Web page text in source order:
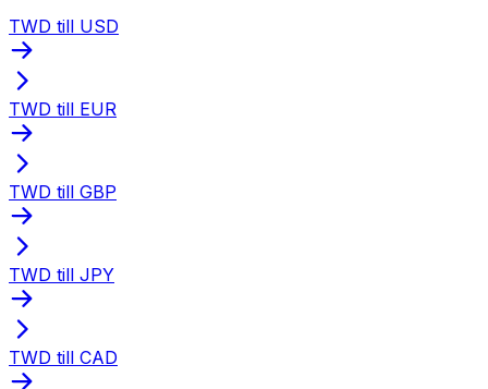
TWD till USD
TWD till EUR
TWD till GBP
TWD till JPY
TWD till CAD